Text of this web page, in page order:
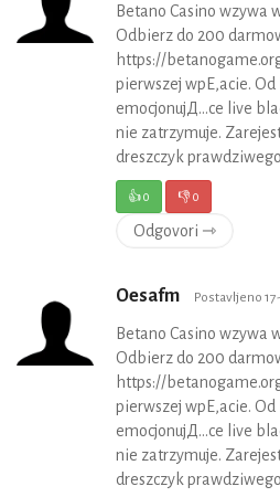
Betano Casino wzywa
Odbierz do 200
https://
pierwszej wpЕ‚acie.
emocjonujД…ce live
nie zatrzymuje.
dreszczyk
👍0 👎0
Odgovori ⇾
Oesafm Postavljeno
Betano Casino wzywa
Odbierz do 200
https://
pierwszej wpЕ‚acie.
emocjonujД…ce live
nie zatrzymuje.
dreszczyk